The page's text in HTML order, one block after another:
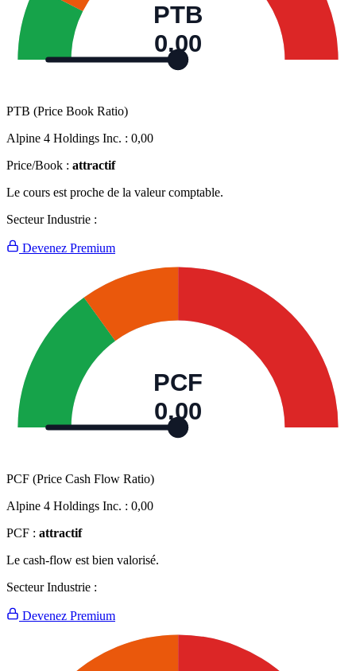
PTB
0,00
PTB (Price Book Ratio)
Alpine 4 Holdings Inc. : 0,00
Price/Book : attractif
Le cours est proche de la valeur comptable.
Secteur Industrie :
Devenez Premium
PCF
0,00
PCF (Price Cash Flow Ratio)
Alpine 4 Holdings Inc. : 0,00
PCF : attractif
Le cash-flow est bien valorisé.
Secteur Industrie :
Devenez Premium